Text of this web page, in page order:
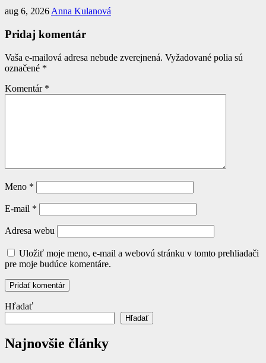
aug 6, 2026 Anna Kulanová
Pridaj komentár
Vaša e-mailová adresa nebude zverejnená. Vyžadované polia sú
označené *
Komentár *
Meno *
E-mail *
Adresa webu
Uložiť moje meno, e-mail a webovú stránku v tomto prehliadači
pre moje budúce komentáre.
Hľadať
Hľadať
Najnovšie články